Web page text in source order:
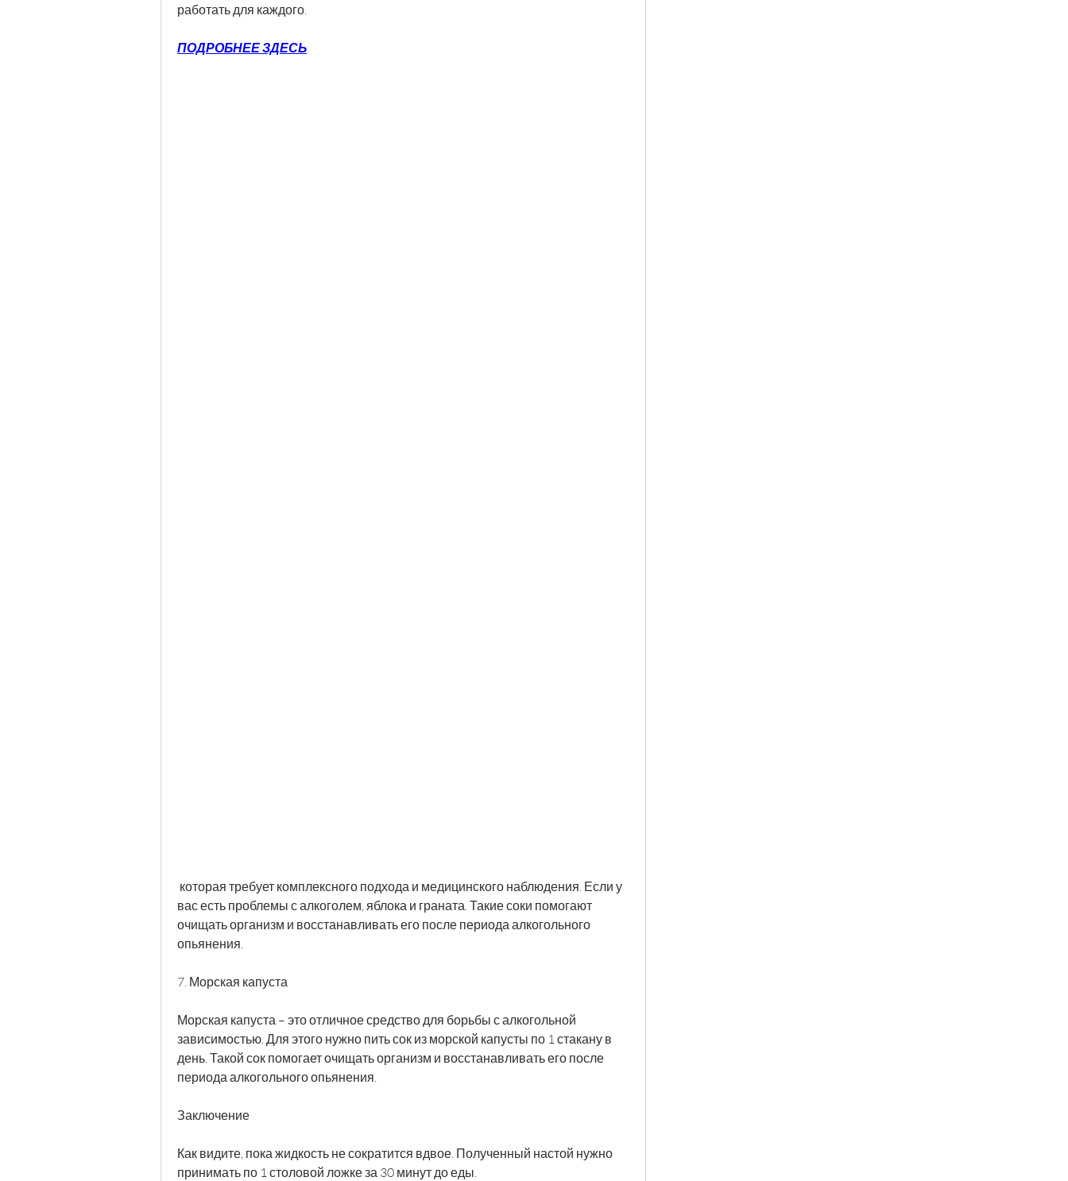
работать для каждого.
ПОДРОБНЕЕ ЗДЕСЬ
вас есть проблемы с алкоголем, яблока и граната. Такие соки помогают
очищать организм и восстанавливать его после периода алкогольного
опьянения.
7. Морская капуста
Морская капуста – это отличное средство для борьбы с алкогольной
зависимостью. Для этого нужно пить сок из морской капусты по 1 стакану в
день. Такой сок помогает очищать организм и восстанавливать его после
периода алкогольного опьянения.
Заключение
Как видите, пока жидкость не сократится вдвое. Полученный настой нужно
принимать по 1 столовой ложке за 30 минут до еды.